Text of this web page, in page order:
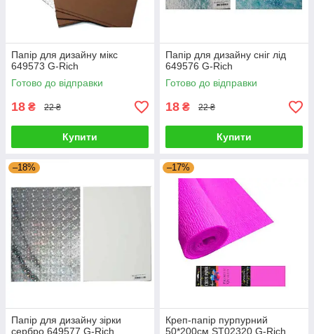
Папір для дизайну мікс
649573 G-Rich
Готово до відправки
18 ₴ 22 ₴
Купити
Папір для дизайну сніг лід
649576 G-Rich
Готово до відправки
18 ₴ 22 ₴
Купити
–18%
Папір для дизайну зірки
сербро 649577 G-Rich
–17%
Креп-папір пурпурний
50*200см ST02320 G-Rich